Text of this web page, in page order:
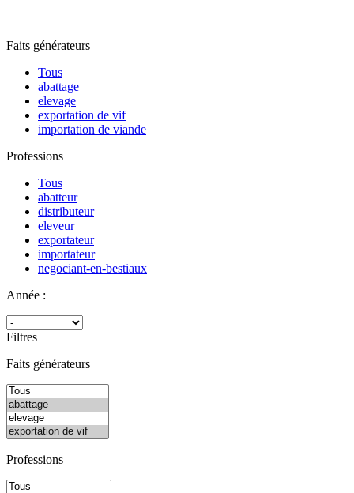
Faits générateurs
Tous
abattage
elevage
exportation de vif
importation de viande
Professions
Tous
abatteur
distributeur
eleveur
exportateur
importateur
negociant-en-bestiaux
Année :
Filtres
Faits générateurs
Professions